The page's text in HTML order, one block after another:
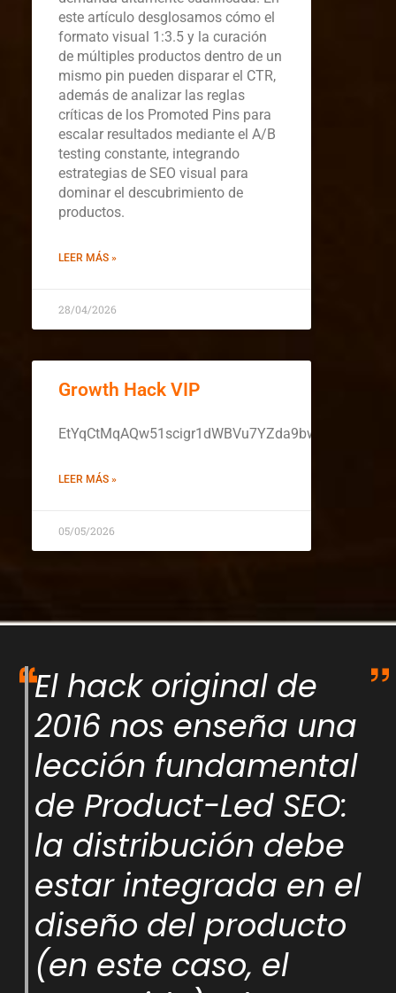
este artículo desglosamos cómo el
formato visual 1:3.5 y la curación
de múltiples productos dentro de un
mismo pin pueden disparar el CTR,
además de analizar las reglas
críticas de los Promoted Pins para
escalar resultados mediante el A/B
testing constante, integrando
estrategias de SEO visual para
dominar el descubrimiento de
productos.
LEER MÁS »
28/04/2026
Growth Hack VIP
LEER MÁS »
05/05/2026
El hack original de
2016 nos enseña una
lección fundamental
de Product-Led SEO:
la distribución debe
estar integrada en el
diseño del producto
(en este caso, el